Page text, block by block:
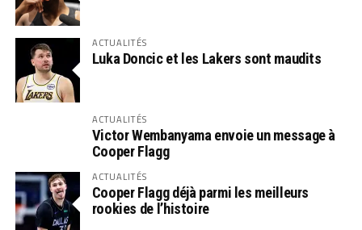
ACTUALITÉS
Luka Doncic et les Lakers sont maudits
ACTUALITÉS
Victor Wembanyama envoie un message à
Cooper Flagg
ACTUALITÉS
Cooper Flagg déjà parmi les meilleurs
rookies de l’histoire